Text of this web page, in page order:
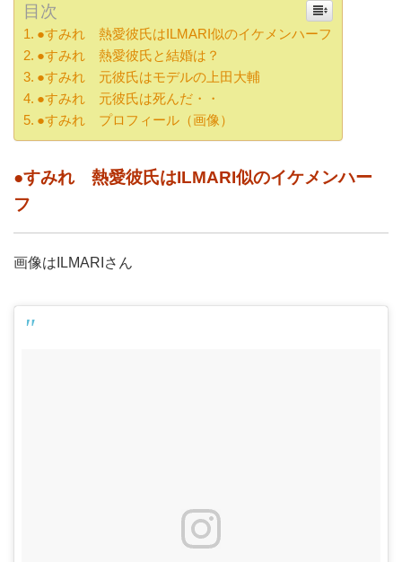
目次
●すみれ 熱愛彼氏はILMARI似のイケメンハーフ
●すみれ 熱愛彼氏と結婚は？
●すみれ 元彼氏はモデルの上田大輔
●すみれ 元彼氏は死んだ・・
●すみれ プロフィール（画像）
●すみれ 熱愛彼氏はILMARI似のイケメンハー
フ
画像はILMARIさん